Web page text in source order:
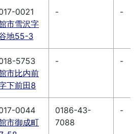
0021
市雪沢字
地55-3
- -
5753
市比内前
下前田8
- -
0044
市御成町
0186-43-
7088
-